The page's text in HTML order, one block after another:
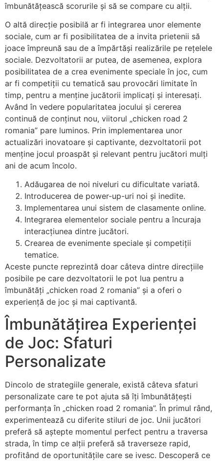
îmbunătățească scorurile și să se compare cu alții.
O altă direcție posibilă ar fi integrarea unor elemente
sociale, cum ar fi posibilitatea de a invita prietenii să
joace împreună sau de a împărtăși realizările pe rețelele
sociale. Dezvoltatorii ar putea, de asemenea, explora
posibilitatea de a crea evenimente speciale în joc, cum
ar fi competiții cu tematică sau provocări limitate în
timp, pentru a menține jucătorii implicați și interesați.
Având în vedere popularitatea jocului și cererea
continuă de conținut nou, viitorul „chicken road 2
romania” pare luminos. Prin implementarea unor
actualizări inovatoare și captivante, dezvoltatorii pot
menține jocul proaspăt și relevant pentru jucători mulți
ani de acum încolo.
Adăugarea de noi niveluri cu dificultate variată.
Introducerea de power-up-uri noi și inedite.
Implementarea unui sistem de clasamente online.
Integrarea elementelor sociale pentru a încuraja
interacțiunea dintre jucători.
Crearea de evenimente speciale și competiții
tematice.
Aceste puncte reprezintă doar câteva dintre direcțiile
posibile pe care dezvoltatorii le pot lua pentru a
îmbunătăți „chicken road 2 romania” și a oferi o
experiență de joc și mai captivantă.
Îmbunătățirea Experienței
de Joc: Sfaturi
Personalizate
Dincolo de strategiile generale, există câteva sfaturi
personalizate care te pot ajuta să îți îmbunătățești
performanța în „chicken road 2 romania”. În primul rând,
experimentează cu diferite stiluri de joc. Unii jucători
preferă să aștepte momentul perfect pentru a traversa
strada, în timp ce alții preferă să traverseze rapid,
profitând de oportunitățile care se ivesc. Descoperă ce